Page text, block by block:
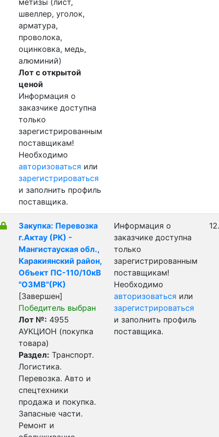
метизы (лист,
швеллер, уголок,
арматура,
проволока,
оцинковка, медь,
алюминий)
Лот с открытой
ценой
Информация о
заказчике доступна
только
зарегистрированным
поставщикам!
Необходимо
авторизоваться или
зарегистрироваться
и заполнить профиль
поставщика.
Закупка: Перевозка
г.Актау (РК) -
Мангистауская обл.,
Каракиянский район,
Объект ПС-110/10кВ
"ОЗМВ"(РК)
[Завершен]
Победитель выбран
Лот №: 4955
АУКЦИОН (покупка
товара)
Раздел: Транспорт.
Логистика.
Перевозка. Авто и
спецтехники
продажа и покупка.
Запасные части.
Ремонт и
Информация о
заказчике доступна
только
зарегистрированным
поставщикам!
Необходимо
авторизоваться или
зарегистрироваться
и заполнить профиль
поставщика.